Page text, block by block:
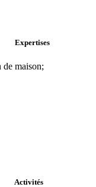
Expertises
maison;
Activités